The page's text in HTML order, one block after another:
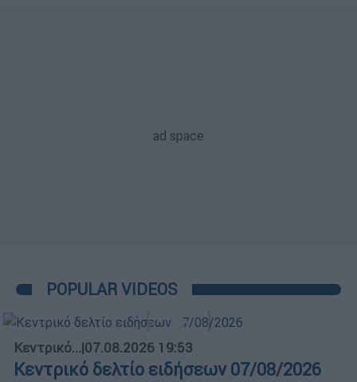
POPULAR VIDEOS
Κεντρικό...|07.08.2026 19:53
Κεντρικό δελτίο ειδήσεων 07/08/2026